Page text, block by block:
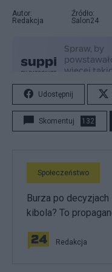
Autor:
Redakcja
Źródło:
Salon24
Udostępnij
Skomentuj 132
Społeczeństwo
Burza po decyzjach
kibola? To
Redakcja